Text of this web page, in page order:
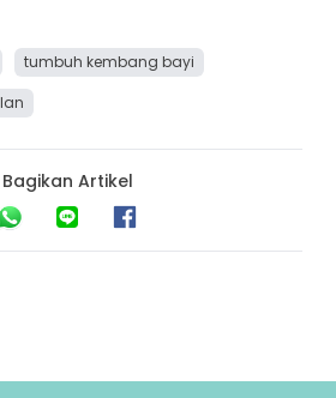
tumbuh kembang bayi
Bagikan Artikel